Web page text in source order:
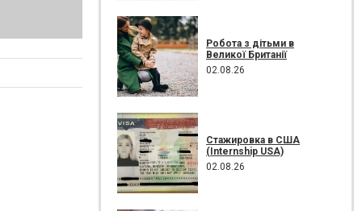
Робота з дітьми в
Великої Британії
02.08.26
Стажировка в США
(Internship USA)
02.08.26